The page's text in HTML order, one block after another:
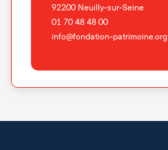
92200 Neuilly-sur-Seine
01 70 48 48 00
info@fondation-patrimoine.org